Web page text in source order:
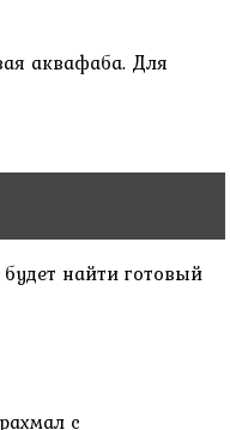
аквафаба. Для
найти готовый
с